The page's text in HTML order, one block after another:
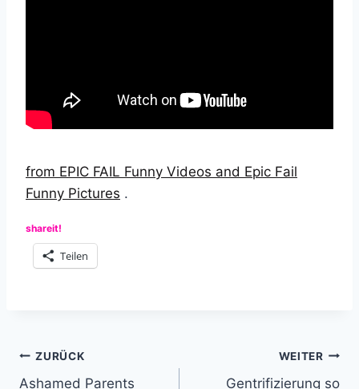
from EPIC FAIL Funny Videos and Epic Fail
Funny Pictures .
shareit!
Teilen
Beitragsnavigation
ZURÜCK
Ashamed Parents
WEITER
Gentrifizierung so